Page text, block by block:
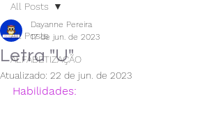
All Posts
ALFABETIZAÇÃO
All Posts
Letra "U"
Dayanne Pereira
17 de jun. de 2023
Atualizado: 22 de jun. de 2023
Habilidades: